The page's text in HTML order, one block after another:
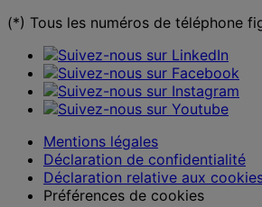
(*) Tous les numéros de téléphone
Mentions légales
Déclaration de confidentialité
Déclaration relative aux
Préférences de cookies